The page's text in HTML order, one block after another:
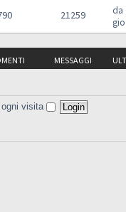
21259 da
MESSAGGI
ogni visita